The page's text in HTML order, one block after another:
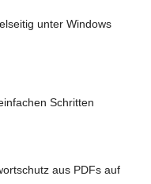
unter Windows
Schritten
aus PDFs auf